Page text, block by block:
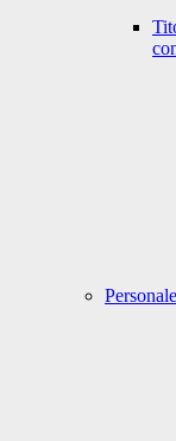
Personale